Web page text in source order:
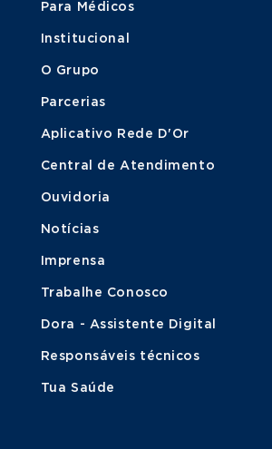
Para Médicos
Institucional
O Grupo
Parcerias
Aplicativo Rede D'Or
Central de Atendimento
Ouvidoria
Notícias
Imprensa
Trabalhe Conosco
Dora - Assistente Digital
Responsáveis técnicos
Tua Saúde